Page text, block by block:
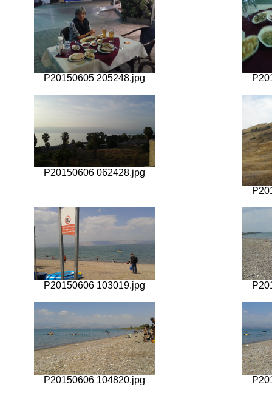
P20150605 205248.jpg
P20150606 062428.jpg
P20150606 103019.jpg
P20150606 104820.jpg